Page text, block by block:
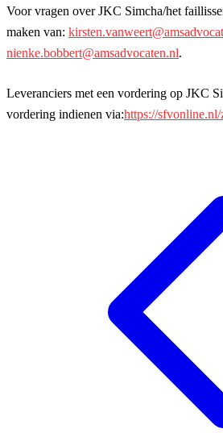
Voor vragen over JKC Simcha/het
maken van:
nienke.bobbert@amsadvocaten.nl.
Leveranciers met een vordering op JKC
vordering indienen via:https://